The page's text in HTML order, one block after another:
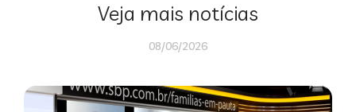
Veja mais notícias
08/06/2026